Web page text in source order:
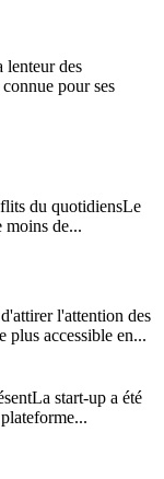
lenteur des
pour ses
du quotidiensLe
moins de...
l'attention des
plus accessible en...
start-up a été